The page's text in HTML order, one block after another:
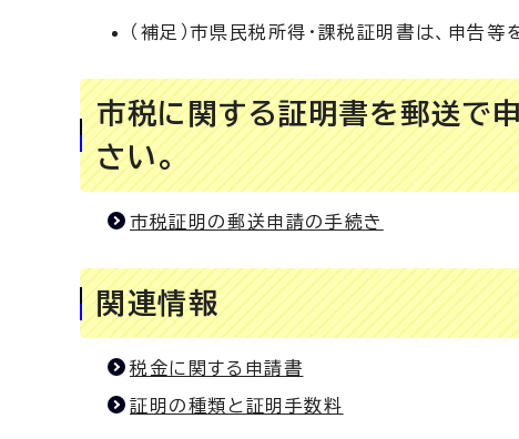
（補足）市県民税所得・課税証明書は、申告
市税に関する証明書を郵送で
さい。
市税証明の郵送申請の手続き
関連情報
税金に関する申請書
証明の種類と証明手数料